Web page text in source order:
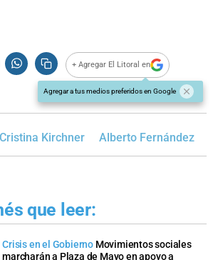
+ Agregar El Litoral en
Agregar a tus medios preferidos en Google
Cristina Kirchner Alberto Fernández
que leer:
Crisis en el Gobierno Movimientos sociales
marcharán a Plaza de Mayo en apoyo a